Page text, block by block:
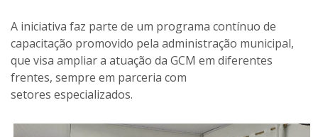
A iniciativa faz parte de um programa contínuo de
capacitação promovido pela administração municipal,
que visa ampliar a atuação da GCM em diferentes
frentes, sempre em parceria com
setores especializados.